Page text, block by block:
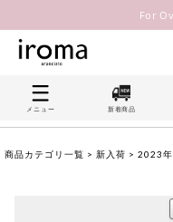
For
メニュー 新着商品
商品カテゴリ一覧 > 新入荷 > 2023年